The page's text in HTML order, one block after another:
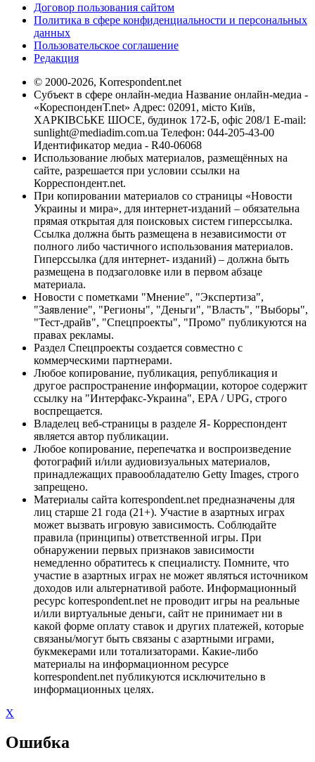
Договор пользования сайтом
Политика в сфере конфиденциальности и персональных
данных
Пользовательское соглашение
Редакция
© 2000-2026, Korrespondent.net
Субъект в сфере онлайн-медиа Название онлайн-медиа -
«КореспонденТ.net» Адрес: 02091, місто Київ,
ХАРКІВСЬКЕ ШОСЕ, будинок 172-Б, офіс 208/1 E-mail:
sunlight@mediadim.com.ua Телефон: 044-205-43-00
Идентификатор медиа - R40-06068
Использование любых материалов, размещённых на
сайте, разрешается при условии ссылки на
Корреспондент.net.
При копировании материалов со страницы «Новости
Украины и мира», для интернет-изданий – обязательна
прямая открытая для поисковых систем гиперссылка.
Ссылка должна быть размещена в независимости от
полного либо частичного использования материалов.
Гиперссылка (для интернет- изданий) – должна быть
размещена в подзаголовке или в первом абзаце
материала.
Новости с пометками "Мнение", "Экспертиза",
"Заявление", "Регионы", "Деньги", "Власть", "Выборы",
"Тест-драйв", "Спецпроекты", "Промо" публикуются на
правах рекламы.
Раздел Спецпроекты создается совместно с
коммерческими партнерами.
Любое копирование, публикация, републикация и
другое распространение информации, которое содержит
ссылку на "Интерфакс-Украина", EPA / UPG, строго
воспрещается.
Владелец веб-страницы в разделе Я- Корреспондент
является автор публикации.
Любое копирование, перепечатка и воспроизведение
фотографий и/или аудиовизуальных материалов,
принадлежащих правообладателю Getty Images, строго
запрещено.
Материалы сайта korrespondent.net предназначены для
лиц старше 21 года (21+). Участие в азартных играх
может вызвать игровую зависимость. Соблюдайте
правила (принципы) ответственной игры. При
обнаружении первых признаков зависимости
немедленно обратитесь к специалисту. Помните, что
участие в азартных играх не может являться источником
доходов или альтернативой работе. Информационный
ресурс korrespondent.net не проводит игры на реальные
и/или виртуальные деньги, сайт не принимает ни в
какой форме оплату ставок и других платежей, которые
связаны/могут быть связаны с азартными играми,
букмекерами или тотализаторами. Какие-либо
материалы на информационном ресурсе
korrespondent.net публикуются исключительно в
информационных целях.
X
Ошибка